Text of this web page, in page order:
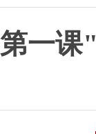
一课"